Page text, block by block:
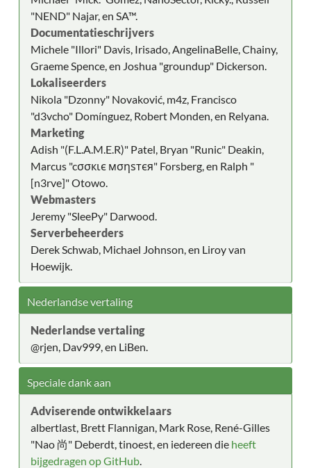
"NEND" Najar, en SA™.
Documentatieschrijvers
Michele "Illori" Davis, Irisado, AngelinaBelle, Chainy,
Graeme Spence, en Joshua "groundup" Dickerson.
Lokaliseerders
Nikola "Dzonny" Novaković, m4z, Francisco
"d3vcho" Domínguez, Robert Monden, en Relyana.
Marketing
Adish "(F.L.A.M.E.R)" Patel, Bryan "Runic" Deakin,
Marcus "cσσкιє мσηѕтєя" Forsberg, en Ralph "
[n3rve]" Otowo.
Webmasters
Jeremy "SleePy" Darwood.
Serverbeheerders
Derek Schwab, Michael Johnson, en Liroy van
Hoewijk.
Nederlandse vertaling
Nederlandse vertaling
@rjen, Dav999, en LiBen.
Speciale dank aan
Adviserende ontwikkelaars
albertlast, Brett Flannigan, Mark Rose, René-Gilles
"Nao 尚" Deberdt, tinoest, en iedereen die heeft
bijgedragen op GitHub.